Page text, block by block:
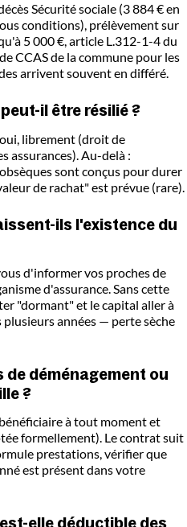
Sécurité sociale (3 884 € en
conditions), prélèvement sur
5 000 €, article L.312-1-4 du
CCAS de la commune pour les
arrivent souvent en différé.
il être résilié ?
librement (droit de
assurances). Au-delà :
sont conçus pour durer
de rachat" est prévue (rare).
ils l'existence du
d'informer vos proches de
d'assurance. Sans cette
"dormant" et le capital aller à
années — perte sèche
de déménagement ou
?
à tout moment et
formellement). Le contrat suit
prestations, vérifier que
est présent dans votre
elle déductible des